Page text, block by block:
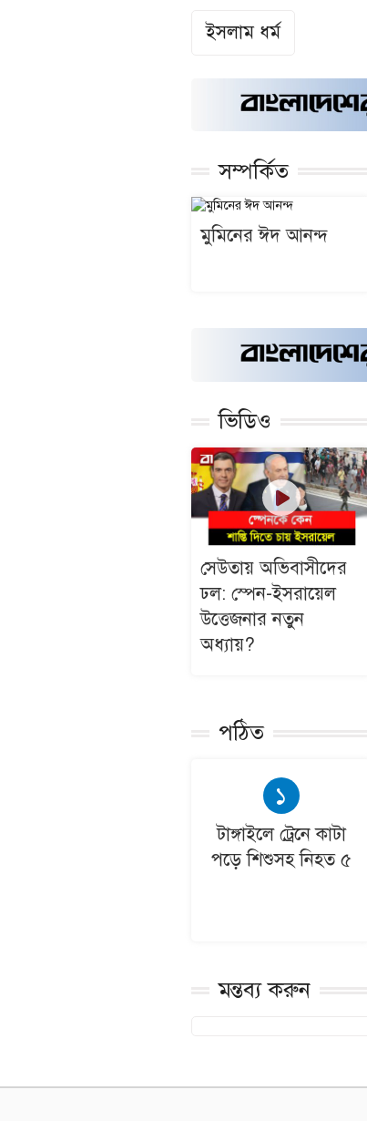
ইসলাম ধর্ম
সম্পর্কিত
মুমিনের ঈদ আনন্দ
ভিডিও
সেউতায় অভিবাসীদের
ঢল: স্পেন-ইসরায়েল
উত্তেজনার নতুন
অধ্যায়?
পঠিত
১
টাঙ্গাইলে ট্রেনে কাটা
পড়ে শিশুসহ নিহত ৫
মন্তব্য করুন